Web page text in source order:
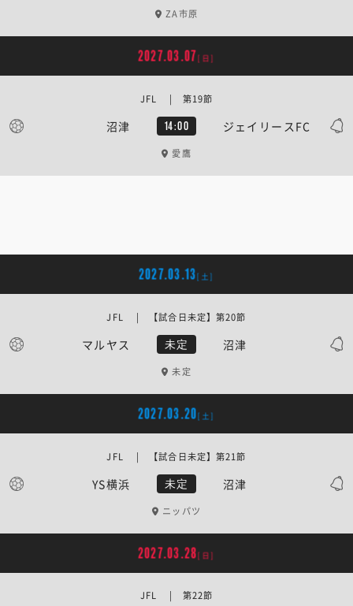
ZA市原
2027.03.07[日]
沼津 14:00 ジェイリースFC
JFL | 第19節
愛鷹
2027.03.13[土]
マルヤス 未定 沼津
JFL | 【試合日未定】第20節
未定
2027.03.20[土]
YS横浜 未定 沼津
JFL | 【試合日未定】第21節
ニッパツ
2027.03.28[日]
JFL | 第22節